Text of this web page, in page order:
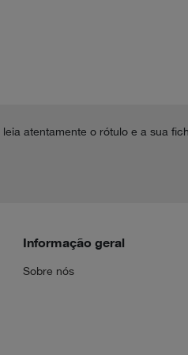
atentamente o rótulo e a sua
Informação geral
Sobre nós